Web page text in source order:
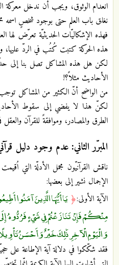
انعدام الوثوق، ويجب أن ندخل معركة
نغلق باب العلم حتى بوجود شخصٍ اسمه
فهذه الإشكاليّات الحديثيّة تعرّض لها
هذه الحركة كتبت كُتُب في الردّ عليها،
الأحاديث مثلاً؟!
من الواضح أنّ الكثير من المشاكل
لكنّ هذا لا يفضي إلى سقوط
الطرق والمصادر، وموافقةً للقرآن
المبرّر الثاني: عدم وجود دليل
ناقش القرآنيّون مجمل الأدلّة التي
الإجمال نشير إلى بعضها:
الآية الأولى:﴿ يَا أَيُّهَا الَّذِينَ آمَنُوا
مِنْكُمْ فَإِنْ تَنَازَعْتُمْ فِي شَيْءٍ فَرُدُّوهُ إِلَى
وَالْيَوْمِ الْآخِرِ ذَٰلِكَ خَيْرٌ وَأَحْسَنُ
فقد شكّكوا في دلالة آية الإطاعة على